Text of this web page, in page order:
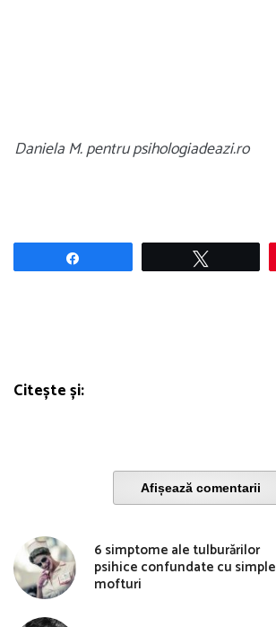
Daniela M. pentru psihologiadeazi.ro
Citește și:
Afișează comentarii
6 simptome ale tulburărilor
psihice confundate cu simple
mofturi